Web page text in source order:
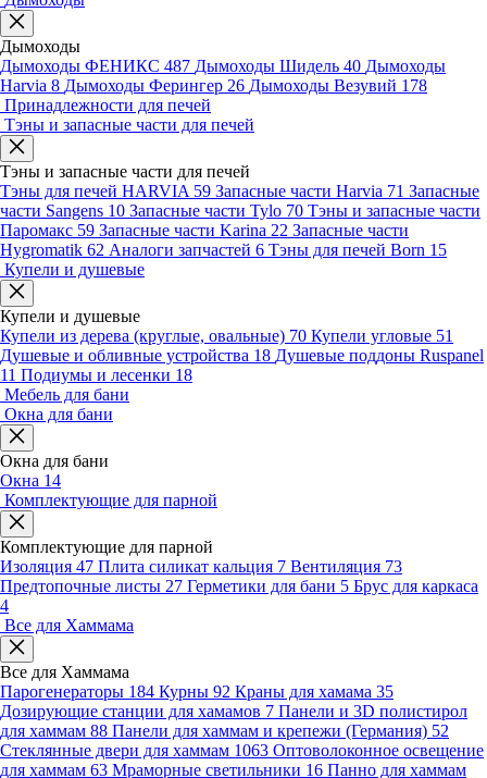
Дымоходы
Дымоходы ФЕНИКС 487 Дымоходы Шидель 40 Дымоходы
Harvia 8 Дымоходы Ферингер 26 Дымоходы Везувий 178
Принадлежности для печей
Тэны и запасные части для печей
Тэны и запасные части для печей
Тэны для печей HARVIA 59 Запасные части Harvia 71 Запасные
части Sangens 10 Запасные части Tylo 70 Тэны и запасные части
Паромакс 59 Запасные части Karina 22 Запасные части
Hygromatik 62 Аналоги запчастей 6 Тэны для печей Born 15
Купели и душевые
Купели и душевые
Купели из дерева (круглые, овальные) 70 Купели угловые 51
Душевые и обливные устройства 18 Душевые поддоны Ruspanel
11 Подиумы и лесенки 18
Мебель для бани
Окна для бани
Окна для бани
Окна 14
Комплектующие для парной
Комплектующие для парной
Изоляция 47 Плита силикат кальция 7 Вентиляция 73
Предтопочные листы 27 Герметики для бани 5 Брус для каркаса
4
Все для Хаммама
Все для Хаммама
Парогенераторы 184 Курны 92 Краны для хамама 35
Дозирующие станции для хамамов 7 Панели и 3D полистирол
для хаммам 88 Панели для хаммам и крепежи (Германия) 52
Стеклянные двери для хаммам 1063 Оптоволоконное освещение
для хаммам 63 Мраморные светильники 16 Панно для хаммам